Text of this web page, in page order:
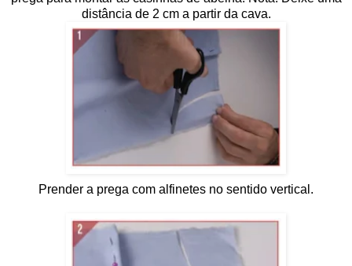
distância de 2 cm a partir da cava.
Prender a prega com alfinetes no sentido vertical.